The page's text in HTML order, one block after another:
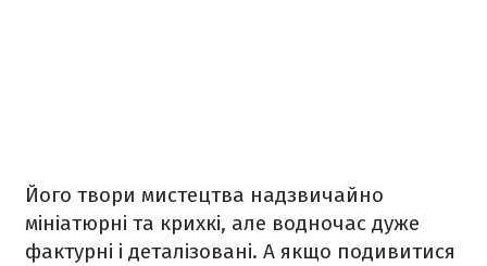
Його твори мистецтва надзвичайно
мініатюрні та крихкі, але водночас дуже
фактурні і деталізовані. А якщо подивитися